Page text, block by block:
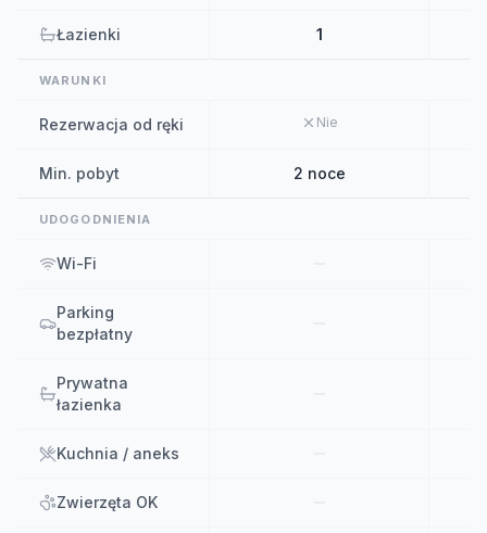
Łazienki 1
WARUNKI
Rezerwacja od ręki Nie
Min. pobyt 2 noce
UDOGODNIENIA
Wi-Fi
Parking
bezpłatny
Prywatna
łazienka
Kuchnia / aneks
Zwierzęta OK